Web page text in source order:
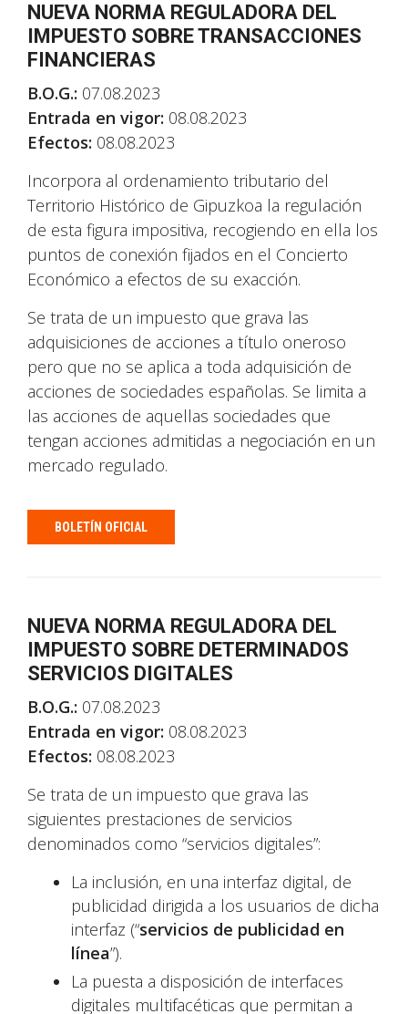
NUEVA NORMA REGULADORA DEL
IMPUESTO SOBRE TRANSACCIONES
FINANCIERAS
B.O.G.: 07.08.2023
Entrada en vigor: 08.08.2023
Efectos: 08.08.2023
Incorpora al ordenamiento tributario del
Territorio Histórico de Gipuzkoa la regulación
de esta figura impositiva, recogiendo en ella los
puntos de conexión fijados en el Concierto
Económico a efectos de su exacción.
Se trata de un impuesto que grava las
adquisiciones de acciones a título oneroso
pero que no se aplica a toda adquisición de
acciones de sociedades españolas. Se limita a
las acciones de aquellas sociedades que
tengan acciones admitidas a negociación en un
mercado regulado.
BOLETÍN OFICIAL
NUEVA NORMA REGULADORA DEL
IMPUESTO SOBRE DETERMINADOS
SERVICIOS DIGITALES
B.O.G.: 07.08.2023
Entrada en vigor: 08.08.2023
Efectos: 08.08.2023
Se trata de un impuesto que grava las
siguientes prestaciones de servicios
denominados como “servicios digitales”:
La inclusión, en una interfaz digital, de
publicidad dirigida a los usuarios de dicha
interfaz (“servicios de publicidad en
línea”).
La puesta a disposición de interfaces
digitales multifacéticas que permitan a